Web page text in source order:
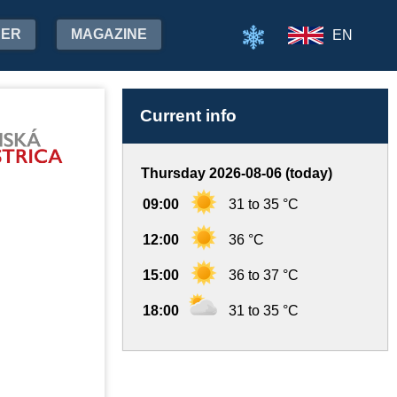
MAGAZINE EN
Current info
Thursday 2026-08-06 (today)
09:00 31 to 35 °C
12:00 36 °C
15:00 36 to 37 °C
18:00 31 to 35 °C